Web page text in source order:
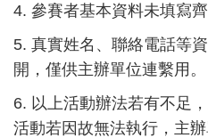
4. 參賽者基本資料未填寫
5. 真實姓名、聯絡電話等
開，僅供主辦單位連繫用。
6. 以上活動辦法若有不足
活動若因故無法執行，主